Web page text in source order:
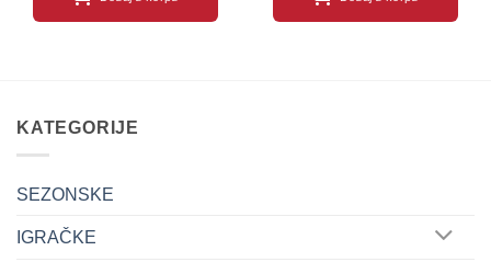
KATEGORIJE
SEZONSKE
IGRAČKE